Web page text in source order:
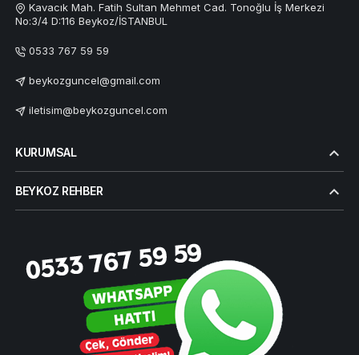
Kavacık Mah. Fatih Sultan Mehmet Cad. Tonoğlu İş Merkezi
No:3/4 D:116 Beykoz/İSTANBUL
0533 767 59 59
beykozguncel@gmail.com
iletisim@beykozguncel.com
KURUMSAL
BEYKOZ REHBER